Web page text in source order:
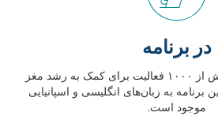
در برنامه
برنامه را دانلود کنید و بیش از ۱۰۰۰ فعالیت برای کمک به رشد مغز
برنامه به زبان‌های انگلیسی و اسپانیایی
موجود است.